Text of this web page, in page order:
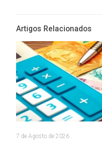
Artigos Relacionados
7 de Agosto de 2026